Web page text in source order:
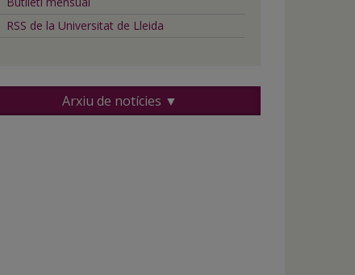
RSS de la Universitat de Lleida
Arxiu de notícies ▼